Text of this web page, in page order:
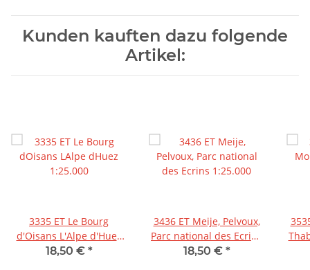
Kunden kauften dazu folgende
Artikel:
3335 ET Le Bourg
d'Oisans L'Alpe d'Huez
1:25.000
18,50 € *
3436 ET Meije, Pelvoux,
Parc national des Ecrins
1:25.000
18,50 € *